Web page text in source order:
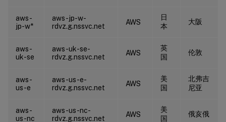
aws-
jp-w*
aws-jp-w-
rdvz.g.nssvc.net
AWS
日
本
大阪
aws-
uk-se
aws-uk-se-
rdvz.g.nssvc.net
AWS
英
国
伦敦
aws-
us-e
aws-us-e-
rdvz.g.nssvc.net
AWS
美
国
北弗吉
尼亚
aws-
us-nc
aws-us-nc-
rdvz.g.nssvc.net
AWS
美
国
俄亥俄